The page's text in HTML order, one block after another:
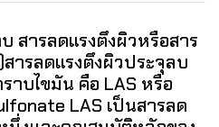
สารลดแรงตึงผิวหรือสาร
ารลดแรงตึงผิวประจุลบ
าบไขมัน คือ LAS หรือ
LAS เป็นสารลด